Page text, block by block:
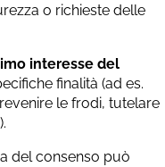
o richieste delle
interesse del
finalità (ad es.
le frodi, tutelare
del consenso può